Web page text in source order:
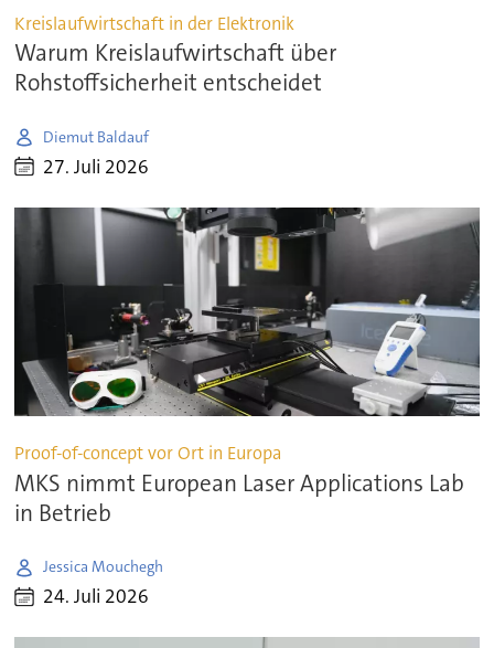
Kreislaufwirtschaft in der Elektronik
Warum Kreislaufwirtschaft über
Rohstoffsicherheit entscheidet
Diemut Baldauf
27. Juli 2026
Proof-of-concept vor Ort in Europa
MKS nimmt European Laser Applications Lab
in Betrieb
Jessica Mouchegh
24. Juli 2026